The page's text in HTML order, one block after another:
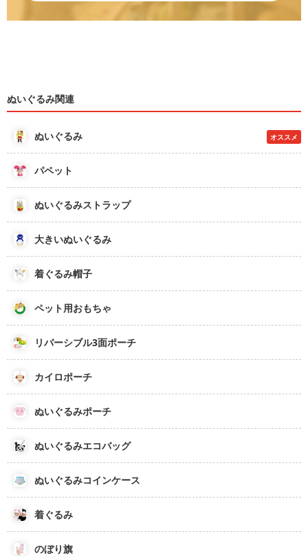
ぬいぐるみ関連
ぬいぐるみ オススメ
パペット
ぬいぐるみストラップ
大きいぬいぐるみ
着ぐるみ帽子
ペット用おもちゃ
リバーシブル3面ポーチ
カイロポーチ
ぬいぐるみポーチ
ぬいぐるみエコバッグ
ぬいぐるみコインケース
着ぐるみ
のぼり旗